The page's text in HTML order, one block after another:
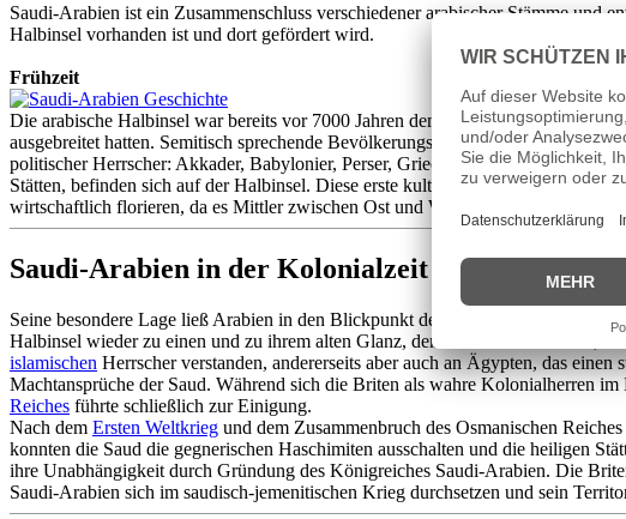
Saudi-Arabien ist ein Zusammenschluss verschiedener arabischer Stämme und
Halbinsel vorhanden ist und dort gefördert wird.
Frühzeit
Die arabische Halbinsel war bereits vor 7000 Jahren dem Einfluss kultureller
ausgebreitet hatten. Semitisch sprechende Bevölkerungsgruppen drangen in
politischer Herrscher: Akkader, Babylonier, Perser, Griechen, Römer und
Stätten, befinden sich auf der Halbinsel. Diese erste kulturelle Blüte hielt
wirtschaftlich florieren, da es Mittler zwischen Ost und West war und von hier
Saudi-Arabien in der Kolonialzeit
Seine besondere Lage ließ Arabien in den Blickpunkt der Briten rücken, die
Halbinsel wieder zu einen und zu ihrem alten Glanz, dem des 9. Jahrhunderts,
islamischen Herrscher verstanden, andererseits aber auch an Ägypten, das
Machtansprüche der Saud. Während sich die Briten als wahre Kolonialherren
Reiches führte schließlich zur Einigung.
Nach dem Ersten Weltkrieg und dem Zusammenbruch des Osmanischen
konnten die Saud die gegnerischen Haschimiten ausschalten und die heiligen
ihre Unabhängigkeit durch Gründung des Königreiches Saudi-Arabien. Die
Saudi-Arabien sich im saudisch-jemenitischen Krieg durchsetzen und sein